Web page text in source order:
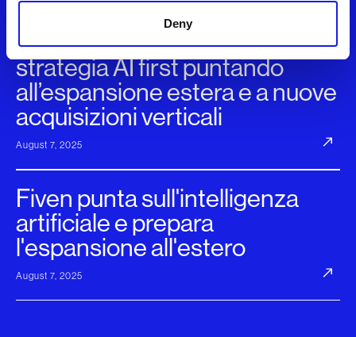
Deny
Fiven cede Allos e rafforza la
strategia AI first puntando
all’espansione estera e a nuove
acquisizioni verticali
August 7, 2025
Fiven punta sull'intelligenza
artificiale e prepara
l'espansione all'estero
August 7, 2025